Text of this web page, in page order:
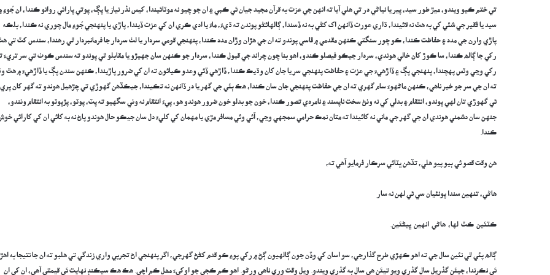
تي ختم ڪيو ويندو، ميڙ طور سيد، پير يا نياڻي در تي هلي آيا ته انهن جي عزت به قرآن مجيد جيان ئي ڪبي ۽ ان جو چيو نه موٽائيندا، کيس نذر نياز يا پڳ، پوتي پارائي روانو ڪندا، ان جُوءِ
سيد يا فقير جي شئي کي به هٿ نه لائيندا، ڌاري عورت ڏانهن اک کڻي به نه ڏسندا، ڳالهائڻو پوندن ته ڌيءُ، ماءُ يا ادي ڪري ان کي عزت ڏيندا، پاڙي يا پنهنجي جُوءِ مال چوري نه ڪندا، بلڪه
پاڙي وارن جي مدد ۽ حفاظت ڪندا، ڪو چور سنگتي ڪنهن مقدمي ۾ ڦاسي پوندو ته ان جي هڙان وڙان مدد ڪندا، پنهنجي قومي سردار يا لٺ سردار جا فرمانبردار ٿي رهندا، سندس کٽ تي
رکي جا ڳالھ ڪندا، سا ڪوڙ کان خالي هوندي، سردار جيڪو فيصلو ڪندو، اهو بنا چون چراند جي قبول ڪندا، سردار جو ڪنهن سان جهيڙو يا مقابلو ٿي پوندو ته سندس ڪوٺ تي سر تريءَ
رکي وڃي وٽس پهچندا، پنهنجي پڳ ۽ ڏاڙهيءَ جي عزت ۽ حفاظت پنهنجي سر يا جان کان وڌيڪ ڪندا، ڏاڙهي ڏئي وعدو ڪيائون ته ان کي ضرور پاڙيندا، ڪنهن سندن پڳ يا ڏاڙهيءَ ۾ هٿ
ته ان جي سر جو خير ناهي، ڪنهن ماڻهوءَ سام گهري ته ان جي حفاظت پنهنجي جان سان ڪندا، هڪ ٻئي جي گهر يا در ڏانهن نه تڪيندا، جيڪڏهن گهوڙي تي چڙهيل هوندو ته گهر کان پري
ئي گهوڙي تان لهي پوندو، انتقام ۽ بدلي کي نه وٺڻ سخت ناپسند ۽ نامردي تصور ڪندا، خون جو بدلو خون ضرور هوندو هو، پيءُ انتقام نه وٺي سگهيو ته پٽ، پوٽو، پڙپوٽو به انتقام وٺندو،
جنهن سان دشمني هوندي ان جي گهر جي ماني نه کائيندا ته متان نمڪ حرامي سمجهي وڃي، آئي وئي مسافر مڙي يا مهمان کي کليءَ دل سان جيڪو حال هوندو پاڻ نه به کائي ان کي کارائي
ڪندا.
هن وقت قصو ئي ٻيو پيو هلي، تڏهن ڀٽائي سرڪار فرمايو آهي ته،
هاڻي، تنهين سندا پونئيان سي ئي لهن نه سار
ڪٽئين ڪٽ لها، هاڻي انهين ڀيڻئين.
ڳالھ پئي ٿي نئين سال جي ته اهو ڪهڙي طرح گذارجي، سو اسان کي وڏن جون ڳالهيون ڳڻ ۾ رکي پوءِ ڪو قدم کڻڻ گهرجي، اگر پنهنجي اڻ تجربي واري زندگي تي هلبو ته ان جا نتيجا به
ئي نڪرندا، جيئن گذريل سال گذري ويو تيئن هي سال به گذري ويندو. ويل وقت وري ناهي ورڻو. اهو ڪم ڪجي جو اوکيءَ مھل ڪم اچي. هڪ هڪ سيڪنڊ نهايت ئي قيمتي آهي، ان کي ان